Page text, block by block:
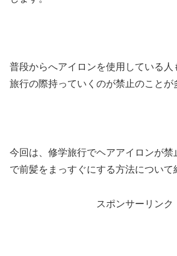
普段からへアイロンを使用している人
旅行の際持っていくのが禁止のことが
今回は、修学旅行でヘアアイロンが禁
で前髪をまっすぐにする方法について
スポンサーリンク